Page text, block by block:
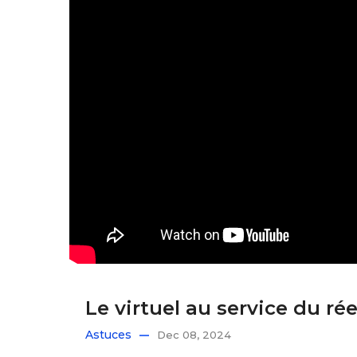
Le virtuel au service du
Astuces Dec 08, 2024